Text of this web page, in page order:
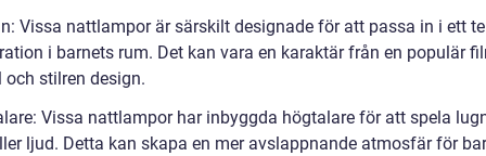
Vissa nattlampor är särskilt designade för att passa in i ett
i barnets rum. Det kan vara en karaktär från en populär
och stilren design.
Vissa nattlampor har inbyggda högtalare för att spela
ljud. Detta kan skapa en mer avslappnande atmosfär för